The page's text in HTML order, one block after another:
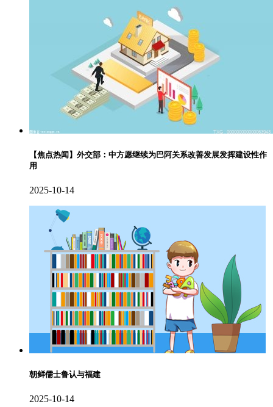
【焦点热闻】外交部：中方愿继续为巴阿关系改善发展发挥建设性作
用
2025-10-14
朝鲜儒士鲁认与福建
2025-10-14